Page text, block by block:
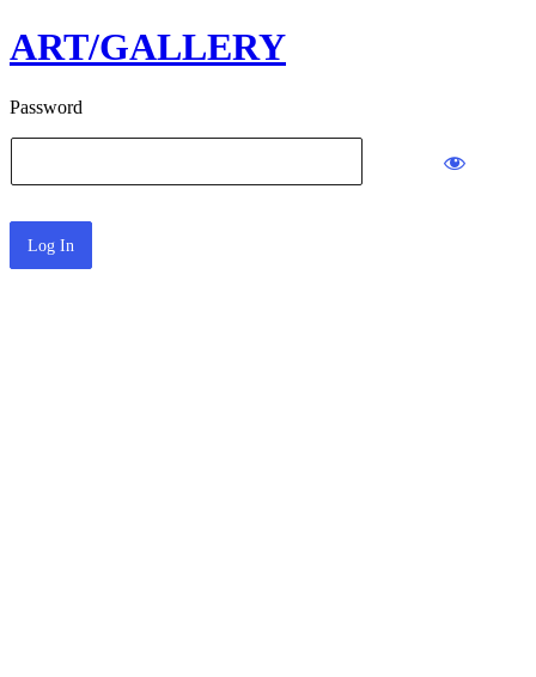
ART/GALLERY
Password